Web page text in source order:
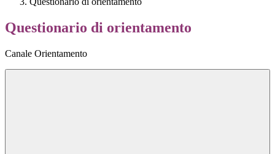
Questionario di orientamento
Canale Orientamento